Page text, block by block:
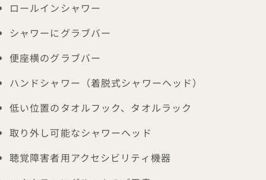
ロールインシャワー
シャワーにグラブバー
便座横のグラブバー
ハンドシャワー（着脱式シャワーヘッド）
低い位置のタオルフック、タオルラック
取り外し可能なシャワーヘッド
聴覚障害者用アクセシビリティ機器